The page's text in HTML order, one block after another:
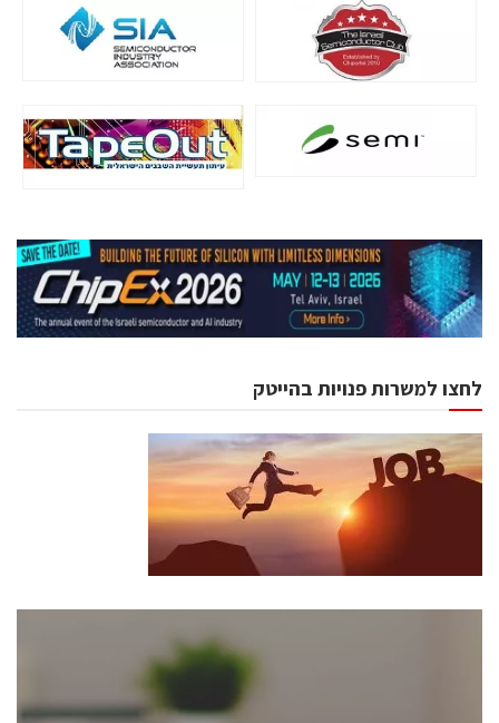
לחצו למשרות פנויות בהייטק
כנסים ואירועים